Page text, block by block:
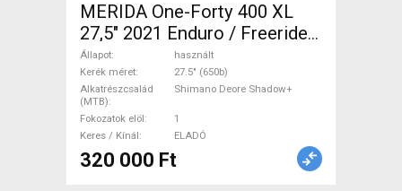
MERIDA One-Forty 400 XL
27,5" 2021 Enduro / Freeride /
DH 27.5" (650b) Shimano
Deore Shadow+ használt
ELADÓ
Állapot
használt
Kerék méret
27.5" (650b)
Alkatrészcsalád
(MTB)
Shimano Deore Shadow+
Fokozatok elöl
1
Keres / Kínál
ELADÓ
320 000 Ft